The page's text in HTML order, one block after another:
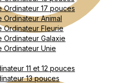
Ordinateur 17 pouces
Ordinateur Animal
Ordinateur Fleurie
Ordinateur Galaxie
Ordinateur Unie
11 et 12 pouces
13 pouces